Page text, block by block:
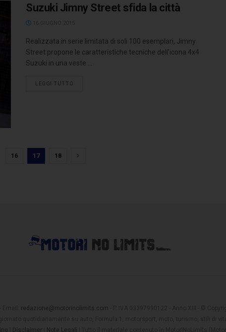
Suzuki Jimny Street sfida la città
Realizzata in serie limitata di soli 100 esemplari, Jimny
Street propone le caratteristiche tecniche dell’icona 4x4
Suzuki in una veste ...
LEGGI TUTTO
16 17 18
redazione@motorinolimits.com
Disclaimer Note Legali